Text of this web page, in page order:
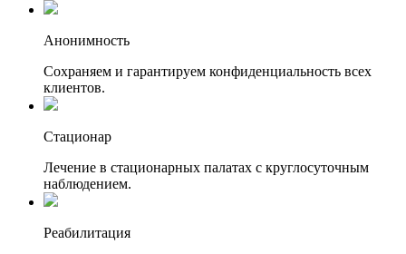
Анонимность
Сохраняем и гарантируем конфиденциальность всех
клиентов.
Стационар
Лечение в стационарных палатах с круглосуточным
наблюдением.
Реабилитация